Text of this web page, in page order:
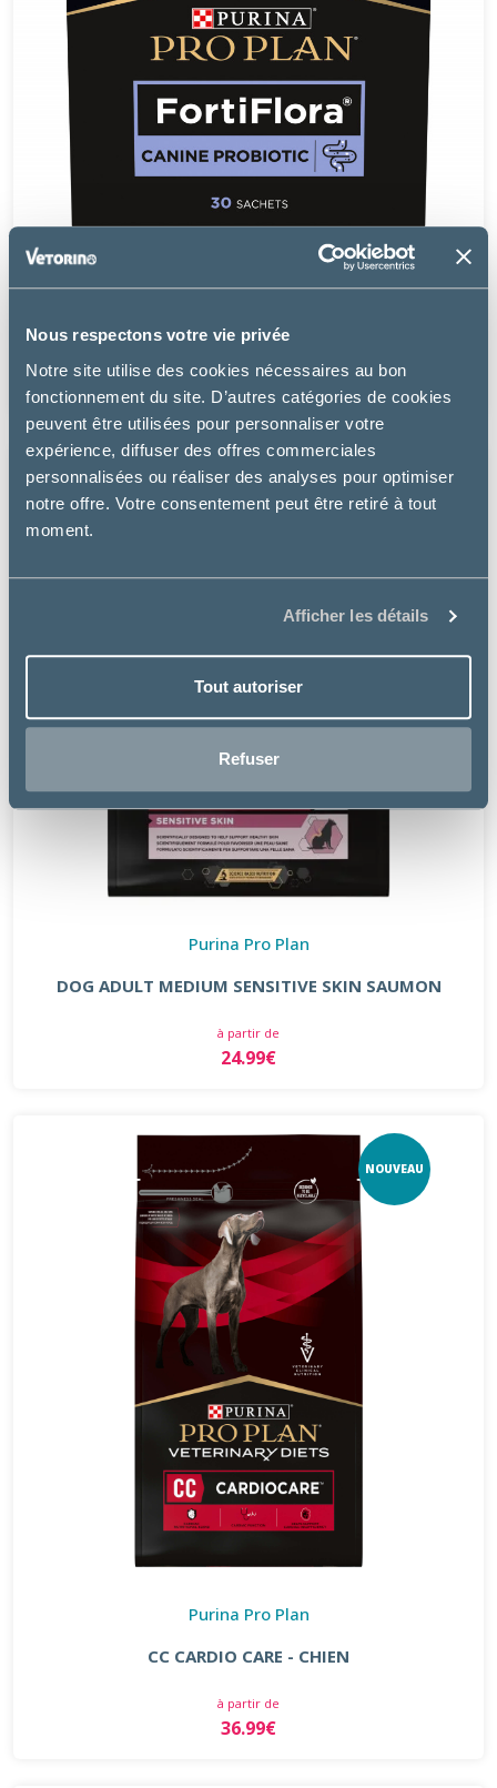
Nous respectons votre vie privée
Notre site utilise des cookies nécessaires au bon
fonctionnement du site. D’autres catégories de cookies
peuvent être utilisées pour personnaliser votre
expérience, diffuser des offres commerciales
personnalisées ou réaliser des analyses pour optimiser
notre offre. Votre consentement peut être retiré à tout
moment.
Afficher les détails
Tout autoriser
Refuser
à partir de
10.49€
Purina Pro Plan
DOG ADULT MEDIUM SENSITIVE SKIN SAUMON
à partir de
24.99€
NOUVEAU
Purina Pro Plan
CC CARDIO CARE - CHIEN
à partir de
36.99€